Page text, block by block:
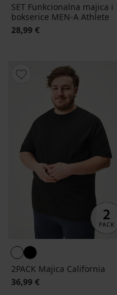
SET Funkcionalna majica i
bokserice MEN-A Athlete
28,99 €
2PACK Majica California
36,99 €